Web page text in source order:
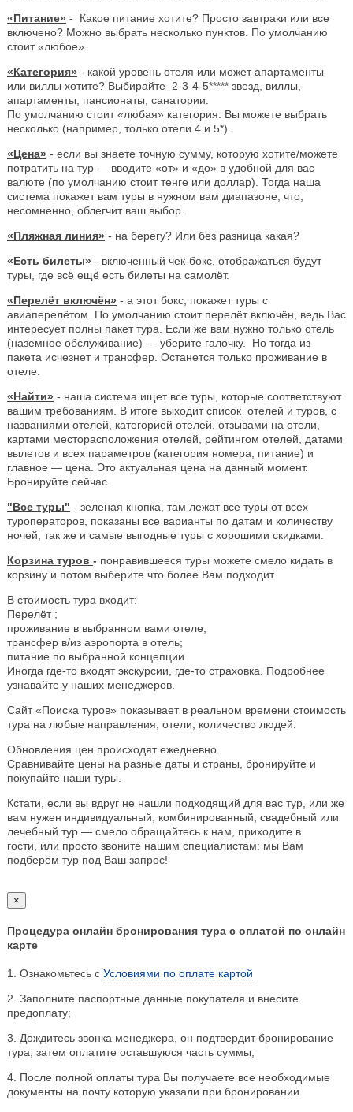
«Питание» - Какое питание хотите? Просто завтраки или все
включено? Можно выбрать несколько пунктов. По умолчанию
стоит «любое».
«Категория» - какой уровень отеля или может апартаменты
или виллы хотите? Выбирайте 2-3-4-5***** звезд, виллы,
апартаменты, пансионаты, санатории.
По умолчанию стоит «любая» категория. Вы можете выбрать
несколько (например, только отели 4 и 5*).
«Цена» - если вы знаете точную сумму, которую хотите/можете
потратить на тур — вводите «от» и «до» в удобной для вас
валюте (по умолчанию стоит тенге или доллар). Тогда наша
система покажет вам туры в нужном вам диапазоне, что,
несомненно, облегчит ваш выбор.
«Пляжная линия» - на берегу? Или без разница какая?
«Есть билеты» - включенный чек-бокс, отображаться будут
туры, где всё ещё есть билеты на самолёт.
«Перелёт включён» - а этот бокс, покажет туры с
авиаперелётом. По умолчанию стоит перелёт включён, ведь Вас
интересует полны пакет тура. Если же вам нужно только отель
(наземное обслуживание) — уберите галочку. Но тогда из
пакета исчезнет и трансфер. Останется только проживание в
отеле.
«Найти» - наша система ищет все туры, которые соответствуют
вашим требованиям. В итоге выходит список отелей и туров, с
названиями отелей, категорией отелей, отзывами на отели,
картами месторасположения отелей, рейтингом отелей, датами
вылетов и всех параметров (категория номера, питание) и
главное — цена. Это актуальная цена на данный момент.
Бронируйте сейчас.
"Все туры" - зеленая кнопка, там лежат все туры от всех
туроператоров, показаны все варианты по датам и количеству
ночей, так же и самые выгодные туры с хорошими скидками.
Корзина туров - понравившееся туры можете смело кидать в
корзину и потом выберите что более Вам подходит
В стоимость тура входит:
Перелёт ;
проживание в выбранном вами отеле;
трансфер в/из аэропорта в отель;
питание по выбранной концепции.
Иногда где-то входят экскурсии, где-то страховка. Подробнее
узнавайте у наших менеджеров.
Сайт «Поиска туров» показывает в реальном времени стоимость
тура на любые направления, отели, количество людей.
Обновления цен происходят ежедневно.
Сравнивайте цены на разные даты и страны, бронируйте и
покупайте наши туры.
Кстати, если вы вдруг не нашли подходящий для вас тур, или же
вам нужен индивидуальный, комбинированный, свадебный или
лечебный тур — смело обращайтесь к нам, приходите в
гости, или просто звоните нашим специалистам: мы Вам
подберём тур под Ваш запрос!
×
Процедура онлайн бронирования тура с оплатой по онлайн
карте
1. Ознакомьтесь с Условиями по оплате картой
2. Заполните паспортные данные покупателя и внесите
предоплату;
3. Дождитесь звонка менеджера, он подтвердит бронирование
тура, затем оплатите оставшуюся часть суммы;
4. После полной оплаты тура Вы получаете все необходимые
документы на почту которую указали при бронировании.